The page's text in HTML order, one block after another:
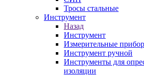
Тросы стальные
Инструмент
Назад
Инструмент
Измерительные
Инструмент ручной
Инструменты для
изоляции